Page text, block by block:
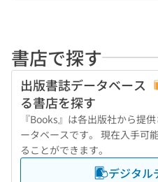
書店で探す
出版書誌データベース
る書店を探す
『Books』は各出版社から提
ータベースです。 現在入手可
ることができます。
デジタル